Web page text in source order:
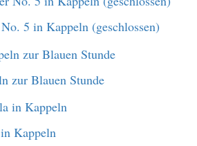
5 in Kappeln (geschlossen)
zur Blauen Stunde
Kappeln